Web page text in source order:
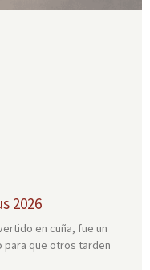
2026
en cuña, fue un
para que otros tarden